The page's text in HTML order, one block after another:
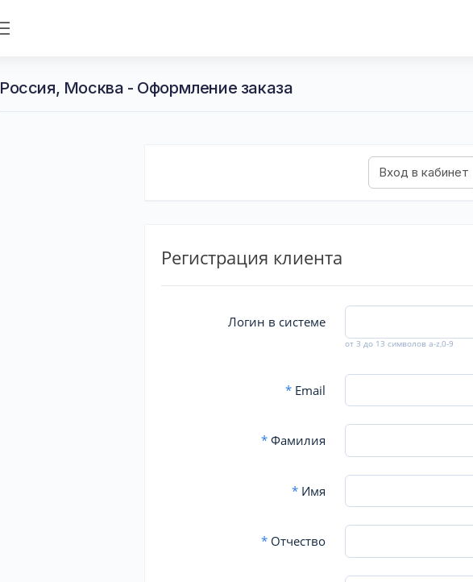
Россия, Москва - Оформление заказа
Регистрация клиента
Логин в системе
от 3 до 13 символов a-z,0-9
*Email
*Фамилия
*Имя
*Отчество